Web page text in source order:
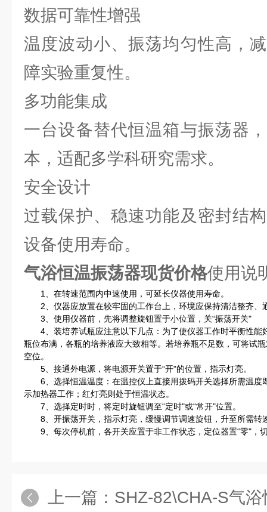
数据可靠性增强
温度波动小、振荡均匀性高，
障实验重复性。
多功能集成
一台设备替代恒温箱与振荡器
本，适配多学科研究需求。
安全设计
过载保护、稳速功能及密封结
设备使用寿命。
气浴恒温振荡器现货价格使用说
1、在转速范围内中速使用，可延长仪器使用寿命。
2、仪器应放置在较牢固的工作台上，环境应保持清洁整齐、
3、使用仪器前，先将调整旋钮置于小位置，关“振荡开关"
4、装培养试瓶应注意以下几点：为了使仪器工作时平衡性能
瓶位布满，各瓶的培养液应大致相等。若培养瓶不足数，可将试
空位。
5、接通外电源，将电源开关置于“开"的位置，指示灯亮。
6、选择恒温温度：在温控仪上直接用拨码开关选择所需温度
示加热器工作；红灯亮则处于恒温状态。
7、选择定时时，将定时旋钮调至“定时"或“常开"位置。
8、开振荡开关，指示灯亮，缓慢调节调速旋钮，升至所需转
9、每次停机前，各开关应置于非工作状态，定位器置“零"，
上一篇： SHZ-82\CHA-S气